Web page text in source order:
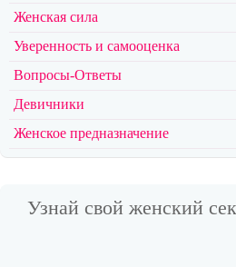
Женская сила
Уверенность и самооценка
Вопросы-Ответы
Девичники
Женское предназначение
Узнай свой женский